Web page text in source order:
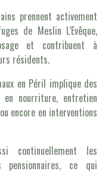
prennent activement
de Meslin L’Evêque,
et contribuent à
résidents.
en Péril implique des
en nourriture, entretien
encore en interventions
continuellement les
ce qui